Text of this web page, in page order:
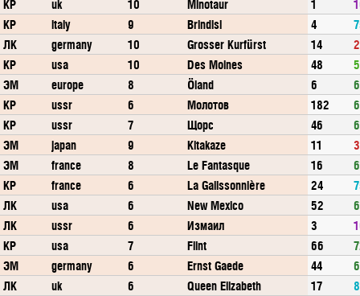
КР
uk 10 Minotaur 1
КР
italy 9 Brindisi 4
ЛК
germany 10 Grosser Kurfürst 14
КР
usa 10 Des Moines 48
ЭМ
europe 8 Öland 6
КР
ussr 6 Молотов 182
КР
ussr 7 Щорс 46
ЭМ
japan 9 Kitakaze 11
ЭМ
france 8 Le Fantasque 16
КР
france 6 La Galissonnière 24
ЛК
usa 6 New Mexico 52
ЛК
ussr 6 Измаил 3
КР
usa 7 Flint 66
ЭМ
germany 6 Ernst Gaede 44
ЛК
uk 6 Queen Elizabeth 17